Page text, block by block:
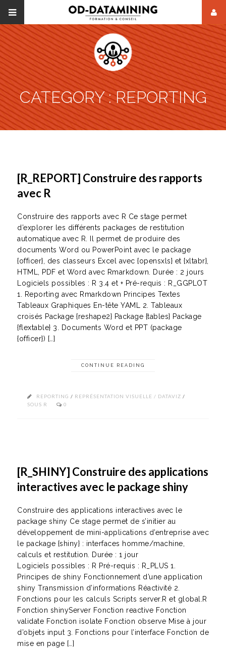
CATEGORY :REPORTING
[R_REPORT] Construire des rapports
avec R
Construire des rapports avec R Ce stage permet
d’explorer les différents packages de restitution
automatique avec R. Il permet de produire des
documents Word ou PowerPoint avec le package
{officer}, des classeurs Excel avec {opensxls} et {xltabr},
HTML, PDF et Word avec Rmarkdown. Durée : 2 jours
Logiciels possibles : R 3.4 et + Pré-requis : R_GGPLOT
1. Reporting avec Rmarkdown Principes Textes
Tableaux Graphiques En-tête YAML 2. Tableaux
croisés Package {reshape2} Package {tables} Package
{flextable} 3. Documents Word et PPT (package
{officer}) […]
CONTINUE READING
REPORTING / REPRÉSENTATION VISUELLE / DATAVIZ /
SOUS R
0
[R_SHINY] Construire des applications
interactives avec le package shiny
Construire des applications interactives avec le
package shiny Ce stage permet de s’initier au
développement de mini-applications d’entreprise avec
le package {shiny} : interfaces homme/machine,
calculs et restitution. Durée : 1 jour
Logiciels possibles : R Pré-requis : R_PLUS 1.
Principes de shiny Fonctionnement d’une application
shiny Transmission d’informations Réactivité 2.
Fonctions pour les calculs Scripts server.R et global.R
Fonction shinyServer Fonction reactive Fonction
validate Fonction isolate Fonction observe Mise à jour
d’objets input 3. Fonctions pour l’interface Fonction de
mise en page […]